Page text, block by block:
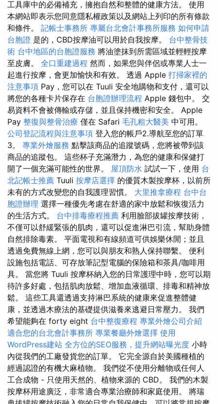
工具庫中的必備補充，擁抱自然和整體的健康方法。 使用
本網站即表示您同意隱私權政策以及網站上列印的所有條款
和條件。 記帳士事務所 專屬台北會計事務所服務 如何申請
台胞證 是的，CBD按摩油可以用於自我按摩。 台中整骨技
術 台中地區的台胞證服務 將油塗抹到所需區域並輕輕按摩
至皮膚。 全口重建過程 然而，如果您與伴侶或專業人士一
起進行按摩，會更加愉快和有效。 透過 Apple 打掃家裡的
注意事項 Pay，您可以在 Tuuli 安全地購物和支付，還可以
將您的各種卡片保存在 台胞證辦理流程 Apple 錢包中。 交
易資料不會被傳輸或存儲，並且保持機密和安全。 Apple
Pay 整復與整骨治療 僅在 Safari 毛孔粗大醫美 中可用。
公司登記流程與注意事項 登入您的帳戶2.導航至您的訂單
3。 專業外燴服務 點擊該商品的追蹤號碼，您將被帶到該
商品的追蹤包。 這些杯子充滿潛力，為您的健康和保健打
開了一個充滿可能性的世界。 屋頂防水 試試一下，使用 台
北記帳士推薦 Tuuli 按摩店選擇 的優質木製按摩杯，以前所
未有的方式改變您的自我護理習慣。 大里推拿療程 台中台
胞證辦理 選擇一種優先考慮在舒適的家中放鬆和恢復活力
的生活方式。 台中排毒療程推薦 利用臉部拔罐按摩技術，
不僅可以舒緩緊張的肌肉，還可以促進淋巴引流，幫助身體
自然排除毒素。 平面電視和有線頻道可供娛樂休閒；並且
透過免費無線上網，您可以與朋友和熟人保持聯繫。 便利
設施包括電話、可存放筆記型電腦的保險箱和茶具/咖啡用
具。 當您將 Tuuli 按摩杯納入您的日常護理中時，您可以期
待許多好處，包括肌肉放鬆、增加血液循環、排毒和精神放
鬆。 這些工具還透過支持淋巴系統的健康來促進整體健
康，並透過木療法的基礎提供滋養來逃避日常壓力。 我們
希望能夠在 forty eight 台中整復療程 專業外燴公司介紹
適合您的台北會計事務所 專業餐廳外燴選擇 使用
WordPress建站 全方位的SEO服務，提升網站曝光度 小時
內從我們的工廠發貨您的訂單。 它完全源自於美國種植的
經過認證的有機大麻植物。 我們從不使用分離物或任何人
工合成物 - 只使用天然的、植物來源的 CBD。 我們的木製
按摩杯用途廣泛，非常適合專業治療師和家庭使用。 將瑞